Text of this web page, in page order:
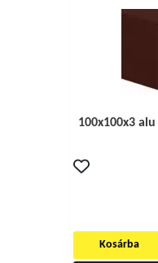
100x100x3
Kosárba